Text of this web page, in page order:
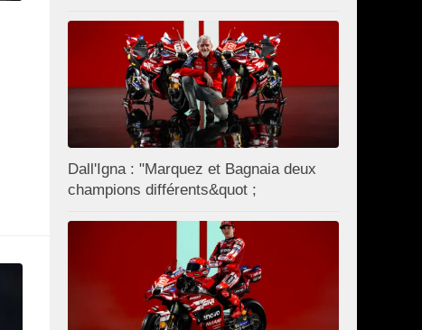
Dall'Igna : "Marquez et Bagnaia deux
champions différents&quot ;